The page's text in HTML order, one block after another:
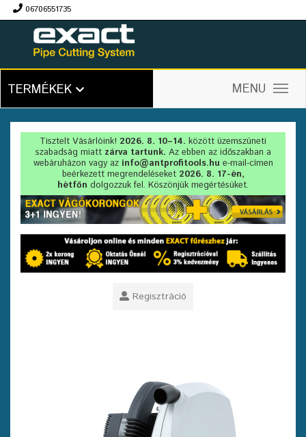
06706551735
TERMÉKEK MENU
Tisztelt Vásárlóink! 2026. 8. 10–14. között üzemszüneti
szabadság miatt zárva tartunk. Az ebben az időszakban a
webáruházon vagy az info@antprofitools.hu e-mail-címen
beérkezett megrendeléseket 2026. 8. 17-én,
hétfőn dolgozzuk fel. Köszönjük megértésüket.
Regisztráció